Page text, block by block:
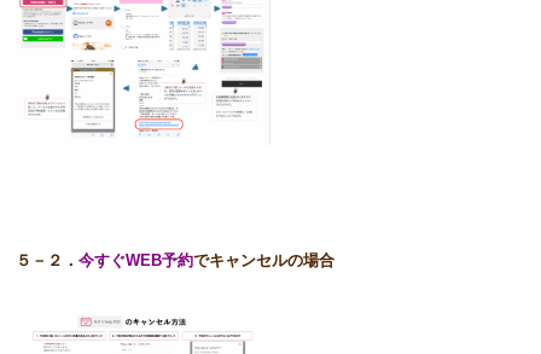
５－２．今すぐWEB予約でキャンセルの場合